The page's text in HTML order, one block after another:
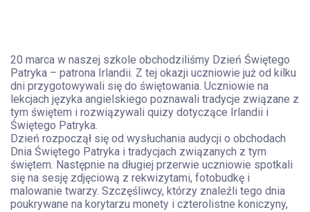
20 marca w naszej szkole obchodziliśmy Dzień Świętego
Patryka – patrona Irlandii. Z tej okazji uczniowie już od kilku
dni przygotowywali się do świętowania. Uczniowie na
lekcjach języka angielskiego poznawali tradycje związane z
tym świętem i rozwiązywali quizy dotyczące Irlandii i
Świętego Patryka.
Dzień rozpoczął się od wysłuchania audycji o obchodach
Dnia Świętego Patryka i tradycjach związanych z tym
świętem. Następnie na długiej przerwie uczniowie spotkali
się na sesję zdjęciową z rekwizytami, fotobudkę i
malowanie twarzy. Szczęśliwcy, którzy znaleźli tego dnia
poukrywane na korytarzu monety i czterolistne koniczyny,